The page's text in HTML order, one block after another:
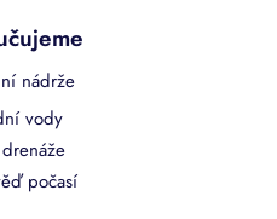
nádrže
vody
počasí